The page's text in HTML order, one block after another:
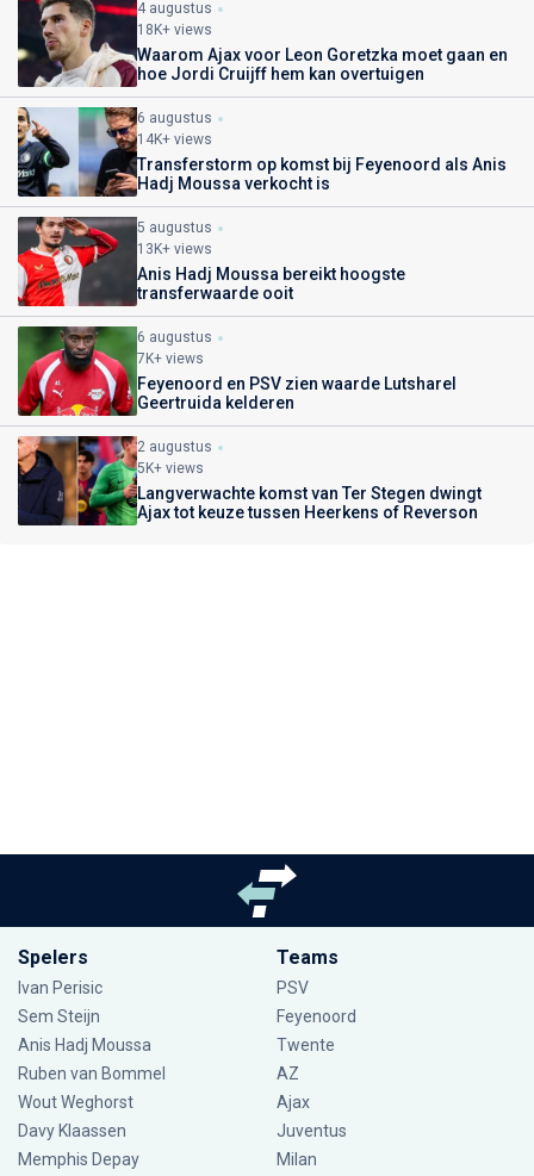
4 augustus
18K+ views
Waarom Ajax voor Leon Goretzka moet gaan en
hoe Jordi Cruijff hem kan overtuigen
6 augustus
14K+ views
Transferstorm op komst bij Feyenoord als Anis
Hadj Moussa verkocht is
5 augustus
13K+ views
Anis Hadj Moussa bereikt hoogste
transferwaarde ooit
6 augustus
7K+ views
Feyenoord en PSV zien waarde Lutsharel
Geertruida kelderen
2 augustus
5K+ views
Langverwachte komst van Ter Stegen dwingt
Ajax tot keuze tussen Heerkens of Reverson
Spelers
Ivan Perisic
Sem Steijn
Anis Hadj Moussa
Ruben van Bommel
Wout Weghorst
Davy Klaassen
Memphis Depay
Teams
PSV
Feyenoord
Twente
AZ
Ajax
Juventus
Milan